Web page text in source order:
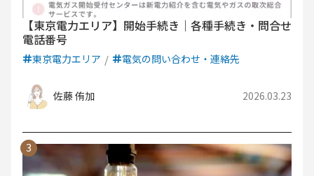
【東京電力エリア】開始手続き｜各種手続き・問合せ
電話番号
東京電力エリア 電気の問い合わせ・連絡先
佐藤 侑加 2026.03.23